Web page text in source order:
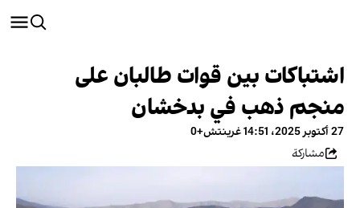
اشتباكات بين قوات طالبان على
منجم ذهب في بدخشان
27 أكتوبر 2025، 14:51 غرينتش+0
مشاركة